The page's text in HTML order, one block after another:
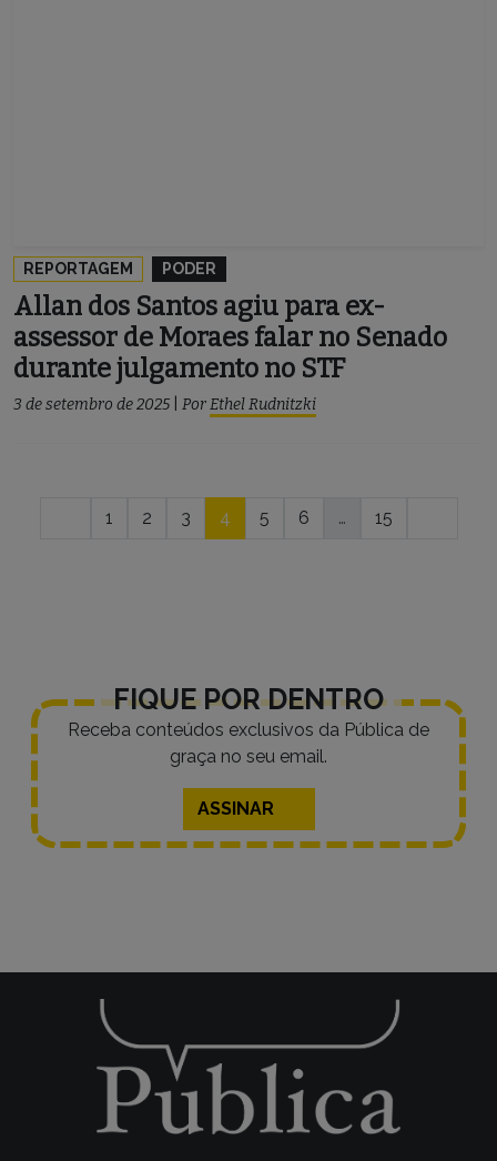
REPORTAGEM PODER
Allan dos Santos agiu para ex-
assessor de Moraes falar no Senado
durante julgamento no STF
3 de setembro de 2025 PorEthel Rudnitzki
Navegação
1 2 3 4 5 6 … 15
FIQUE POR DENTRO
Receba conteúdos exclusivos da Pública de
graça no seu email.
ASSINAR